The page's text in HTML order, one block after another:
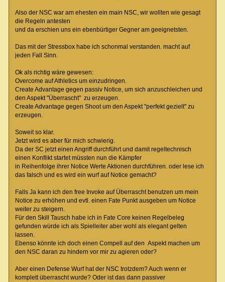
Also der NSC war am ehesten ein main NSC, wir wollten wie gesagt
die Regeln antesten
und da erschien uns ein ebenbürtiger Gegner am geeignetsten.
Das mit der Stressbox habe ich schonmal verstanden. macht auf
jeden Fall Sinn.
Ok als richtig wäre gewesen:
Overcome auf Athletics um einzudringen.
Create Advantage gegen passiv Notice, um sich anzuschleichen und
den Aspekt "Überrascht" zu erzeugen.
Create Advantage gegen Shoot um den Aspekt "perfekt gezielt" zu
erzeugen.
Soweit so klar.
Jetzt wird es aber für mich schwierig.
Da der SC jetzt einen Angriff durchführt und damit regeltechnisch
einen Konflikt startet müssten nun die Kämpfer
in Reihenfolge ihrer Notice Werte Aktionen durchführen. oder lese ich
das falsch und es wird ein wurf auf Notice gemacht?
Falls Ja kann ich den free Invoke auf Überrascht benutzen um mein
Notice zu erhöhen und evtl. einen Fate Punkt ausgeben um Notice
weiter zu steigern.
Für den Skill Tausch habe ich in Fate Core keinen Regelbeleg
gefunden würde ich als Spielleiter aber wohl als elegant gelten
lassen.
Ebenso könnte ich doch einen Compell auf den Aspekt machen um
den NSC daran zu hindern vor mir zu agieren oder?
Aber einen Defense Wurf hat der NSC trotzdem? Auch wenn er
komplett überrascht wurde? Oder ist das dann passiver